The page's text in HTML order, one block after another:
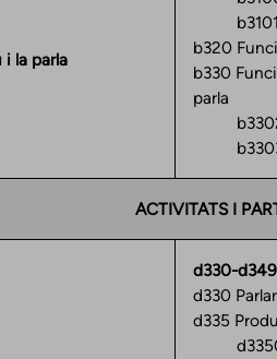
i la parla
b3101
b320
b330
parla
b3302
b3303
ACTIVITATS I
d330-
d330 Parlar
d335
d3350